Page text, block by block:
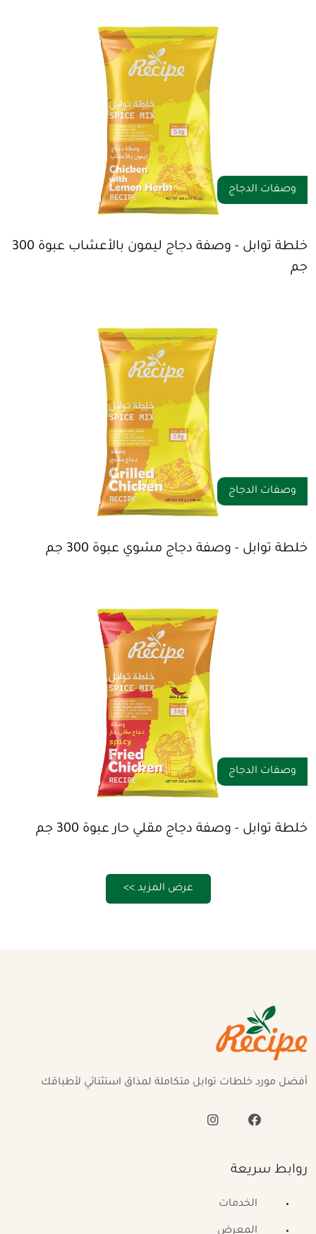
وصفات الدجاج
خلطة توابل - وصفة دجاج ليمون بالأعشاب عبوة 300
جم
وصفات الدجاج
خلطة توابل - وصفة دجاج مشوي عبوة 300 جم
وصفات الدجاج
خلطة توابل - وصفة دجاج مقلي حار عبوة 300 جم
عرض المزيد >>
أفضل مورد خلطات توابل متكاملة لمذاق استثنائي لأطباقك
روابط سريعة
الخدمات
المعرض